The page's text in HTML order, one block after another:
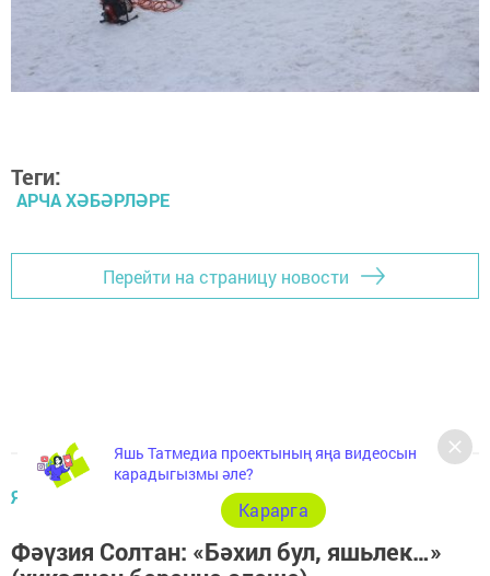
Теги:
АРЧА ХӘБӘРЛӘРЕ
Перейти на страницу новости
ЯЗМЫШЛАР...
Фәүзия Солтан: «Бәхил бул, яшьлек…»
Яшь Татмедиа проектының яңа видеосын
карадыгызмы әле?
Карарга